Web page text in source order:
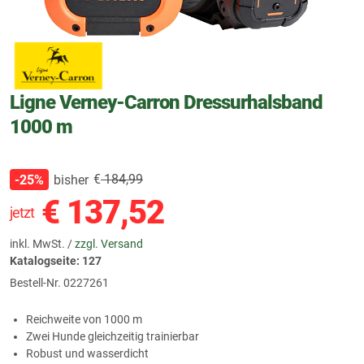
Ligne Verney-Carron Dressurhalsband
1000 m
jetzt € 137,52
inkl. MwSt. /zzgl. Versand
-25% bisher €184,99
Katalogseite: 127
Bestell-Nr. 0227261
Reichweite von 1000 m
Zwei Hunde gleichzeitig trainierbar
Robust und wasserdicht